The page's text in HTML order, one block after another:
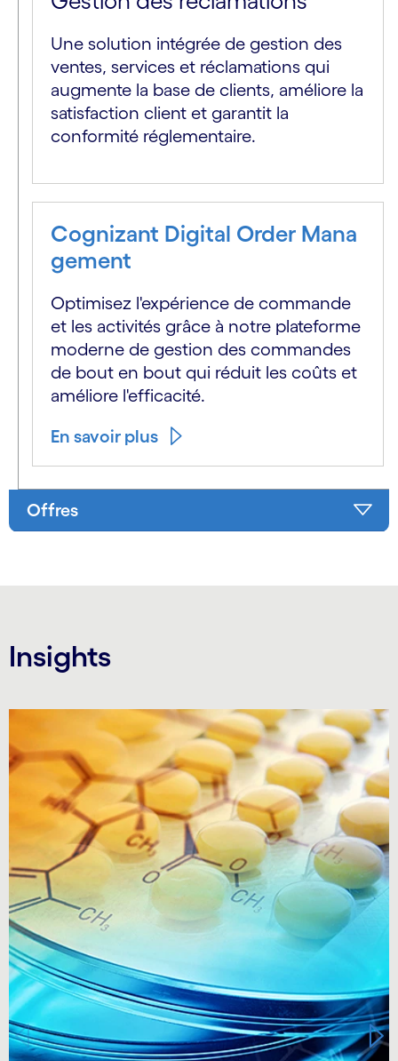
Une solution intégrée de gestion des
ventes, services et réclamations qui
augmente la base de clients, améliore la
satisfaction client et garantit la
conformité réglementaire.
Cognizant Digital Order Mana
gement
Optimisez l'expérience de commande
et les activités grâce à notre plateforme
moderne de gestion des commandes
de bout en bout qui réduit les coûts et
améliore l'efficacité.
En savoir plus
Offres
Insights
Carousel starts